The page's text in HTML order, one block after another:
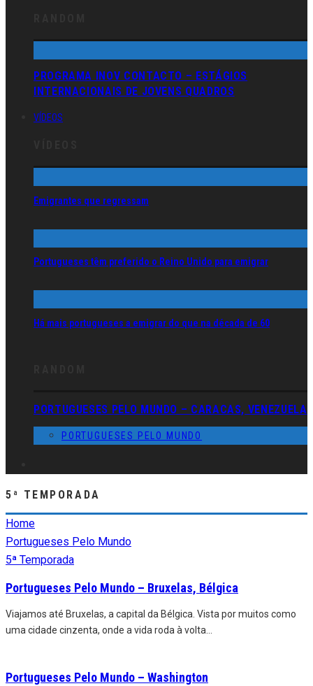
PROGRAMA INOV CONTACTO – ESTÁGIOS
INTERNACIONAIS DE JOVENS QUADROS
VÍDEOS
Emigrantes que regressam
Portugueses têm preferido o Reino Unido para emigrar
Há mais portugueses a emigrar do que na década de 60
PORTUGUESES PELO MUNDO – CARACAS, VENEZUELA
PORTUGUESES PELO MUNDO
5ª TEMPORADA
Home
Portugueses Pelo Mundo
5ª Temporada
Portugueses Pelo Mundo – Bruxelas, Bélgica
Viajamos até Bruxelas, a capital da Bélgica. Vista por muitos como
uma cidade cinzenta, onde a vida roda à volta
Portugueses Pelo Mundo – Washington